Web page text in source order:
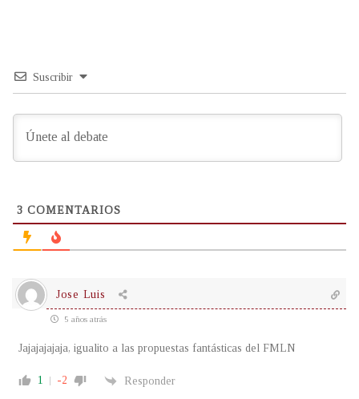
Suscribir
3 COMENTARIOS
Jose Luis
5 años atrás
Jajajajajaja, igualito a las propuestas fantásticas del FMLN
1 -2 Responder